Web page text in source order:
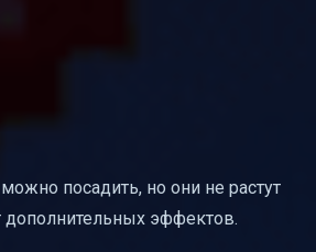
посадить, но они не растут
эффектов.